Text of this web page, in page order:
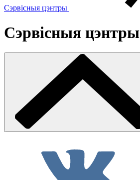
Сэрвісныя цэнтры
Сэрвісныя цэнтры